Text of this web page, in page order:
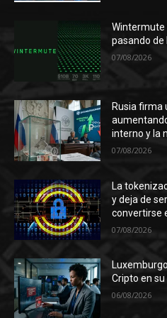
Wintermute
pasando de
07/08/2026
Rusia firma
interno y la
07/08/2026
La
y deja de
convertirse
07/08/2026
Cripto en
06/08/2026